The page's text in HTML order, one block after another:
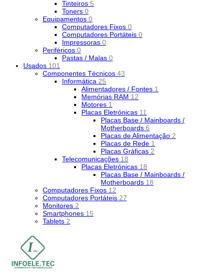
Tinteiros 5
Toners 0
Equipamentos 0
Computadores Fixos 0
Computadores Portáteis 0
Impressoras 0
Periféricos 0
Pastas / Malas 0
Usados 101
Componentes Técnicos 43
Informática 25
Alimentadores / Fontes 1
Memórias RAM 12
Motores 1
Placas Eletrónicas 11
Placas Base / Mainboards /
Motherboards 6
Placas de Alimentação 2
Placas de Rede 1
Placas Gráficas 2
Telecomunicações 18
Placas Eletrónicas 18
Placas Base / Mainboards /
Motherboards 18
Computadores Fixos 12
Computadores Portáteis 27
Monitores 2
Smartphones 15
Tablets 2